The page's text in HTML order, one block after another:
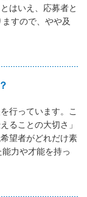
はいえ、応募者と
すので、やや及
行っています。こ
ることの大切さ」
望者がどれだけ素
力や才能を持っ